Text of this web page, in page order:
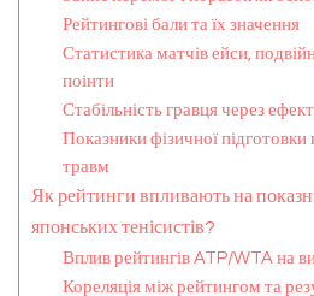
Рейтингові бали та їх значення
Статистика матчів ейси,
поінти
Стабільність гравця через
Показники фізичної підготовки
травм
Як рейтинги впливають на
японських тенісистів?
Вплив рейтингів ATP/WTA на
Кореляція між рейтингом та